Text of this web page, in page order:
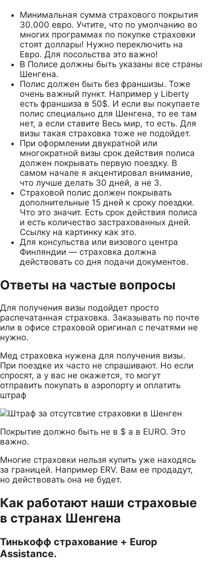
Минимальная сумма страхового покрытия
30.000 евро. Учтите, что по умолчанию во
многих программах по покупке страховки
стоят доллары! Нужно переключить на
Евро. Для посольства это важно!
В Полисе должны быть указаны все страны
Шенгена.
Полис должен быть без франшизы. Тоже
очень важный пункт. Например у Liberty
есть франшиза в 50$. И если вы покупаете
полис специально для Шенгена, то ее там
нет, а если ставите Весь мир, то есть. Для
визы такая страховка тоже не подойдет.
При оформлении двукратной или
многократной визы срок действия полиса
должен покрывать первую поездку. В
самом начале я акцентировал внимание,
что лучше делать 30 дней, а не 3.
Страховой полис должен покрывать
дополнительные 15 дней к сроку поездки.
Что это значит. Есть срок действия полиса
и есть количество застрахованных дней.
Ссылку на картинку как это.
Для консульства или визового центра
Финляндии — страховка должна
действовать со дня подачи документов.
Ответы на частые вопросы
Для получения визы подойдет просто
распечатанная страховка. Заказывать по почте
или в офисе страховой оригинал с печатями не
нужно.
Мед страховка нужена для получения визы.
При поездке их часто не спрашивают. Но если
спросят, а у вас не окажется, то могут
отправить покупать в аэропорту и оплатить
штраф
Покрытие должно быть не в $ а в EURO. Это
важно.
Многие страховки нельзя купить уже находясь
за границей. Например ERV. Вам ее продадут,
но действовать она не будет.
Как работают наши страховые
в странах Шенгена
Тинькофф страхование + Europ
Assistance.